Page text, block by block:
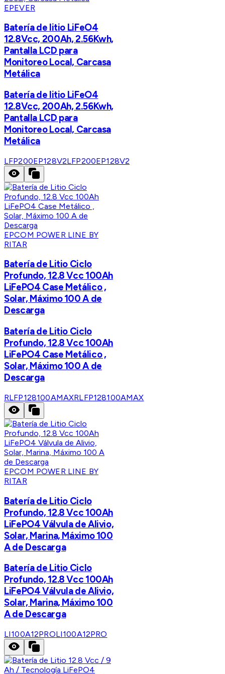
EPEVER
Batería de litio LiFeO4
12.8Vcc, 200Ah, 2.56Kwh,
Pantalla LCD para
Monitoreo Local, Carcasa
Metálica
Batería de litio LiFeO4
12.8Vcc, 200Ah, 2.56Kwh,
Pantalla LCD para
Monitoreo Local, Carcasa
Metálica
LFP200EP128V2LFP200EP128V2
EPCOM POWER LINE BY
RITAR
Batería de Litio Ciclo
Profundo, 12.8 Vcc 100Ah
LiFePO4 Case Metálico ,
Solar, Máximo 100 A de
Descarga
Batería de Litio Ciclo
Profundo, 12.8 Vcc 100Ah
LiFePO4 Case Metálico ,
Solar, Máximo 100 A de
Descarga
RLFP128100AMAXRLFP128100AMAX
EPCOM POWER LINE BY
RITAR
Batería de Litio Ciclo
Profundo, 12.8 Vcc 100Ah
LiFePO4 Válvula de Alivio,
Solar, Marina, Máximo 100
A de Descarga
Batería de Litio Ciclo
Profundo, 12.8 Vcc 100Ah
LiFePO4 Válvula de Alivio,
Solar, Marina, Máximo 100
A de Descarga
LI100A12PROLI100A12PRO